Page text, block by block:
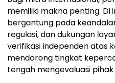
memiliki makna penting. Di
bergantung pada
regulasi, dan dukungan
verifikasi independen atas
mendorong tingkat
tengah mengevaluasi